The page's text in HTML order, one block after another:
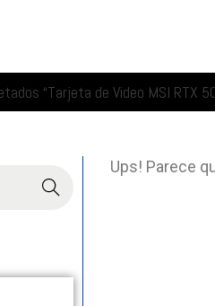
“Tarjeta de Video MSI RTX
Buscar
Ups! Parece